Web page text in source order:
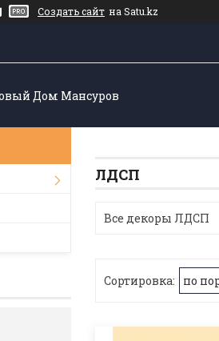
Создать сайт на Satu.kz
Дом Мансуров
ЛДСП
Все декоры ЛДСП